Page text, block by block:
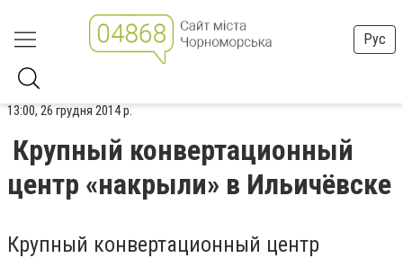
Рус
13:00, 26 грудня 2014 р.
Крупный конвертационный
центр «накрыли» в Ильичёвске
Крупный конвертационный центр